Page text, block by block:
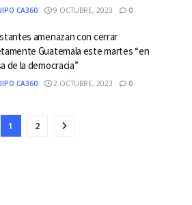
CA360 9 OCTUBRE, 2023 0
amenazan con cerrar
Guatemala este martes “en
de la democracia”
CA360 2 OCTUBRE, 2023 0
1 2